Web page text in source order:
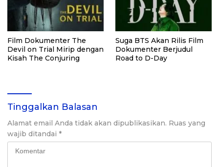
Film Dokumenter The
Devil on Trial Mirip dengan
Kisah The Conjuring
Suga BTS Akan Rilis Film
Dokumenter Berjudul
Road to D-Day
Tinggalkan Balasan
Alamat email Anda tidak akan dipublikasikan. Ruas yang
wajib ditandai *